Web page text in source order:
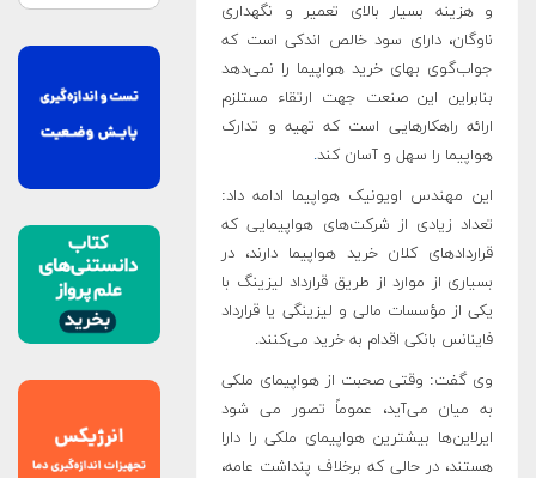
و هزینه بسیار بالای تعمیر و نگهداری
ناوگان، دارای سود خالص اندکی است که
جواب‌گوی بهای خرید هواپیما را نمی‌دهد‌
بنابراین‌ این صنعت جهت ارتقاء مستلزم
ارائه راهکارهایی است که تهیه و تدارک
هواپیما را ‌سهل و آسان ‌کند.
این مهندس اویونیک هواپیما ادامه داد:
تعداد زیادی از شرکت‌های هواپیمایی که‌
قراردادهای کلان خرید هواپیما دارند‌، در
بسیاری از موارد از طریق قرارداد لیزینگ با
یکی از مؤسسات مالی و لیزینگی یا قرارداد
فاینانس بانکی اقدام به خرید می‌کنند.
وی گفت: وقتی صحبت از هواپیمای ملکی
به میان می‌آید، عموماً تصور می شود
ایرلاین‌ها ‌بیشترین هواپیمای ملکی را دارا
هستند، در حالی که برخلاف پنداشت عامه‌،